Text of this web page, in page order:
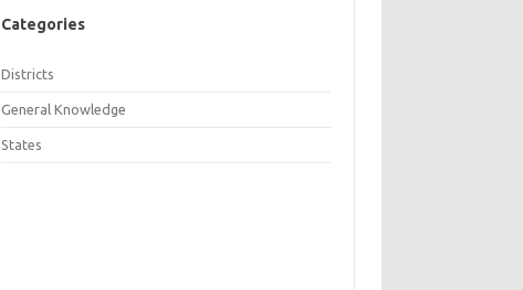
Categories
Districts
General Knowledge
States